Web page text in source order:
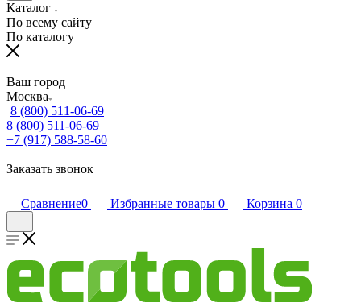
Каталог
По всему сайту
По каталогу
Ваш город
Москва
8 (800) 511-06-69
8 (800) 511-06-69
+7 (917) 588-58-60
Заказать звонок
Сравнение0 Избранные товары 0 Корзина 0